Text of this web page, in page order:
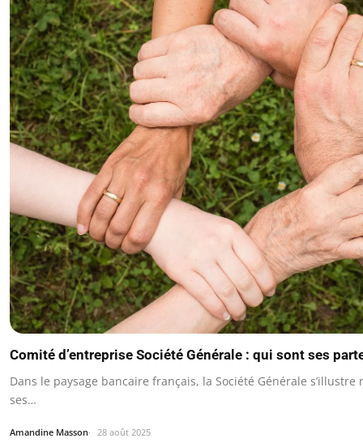
Comité d’entreprise Société Générale : qui sont ses
Dans le paysage bancaire français, la Société Générale
ses…
Amandine Masson 28 août 2025